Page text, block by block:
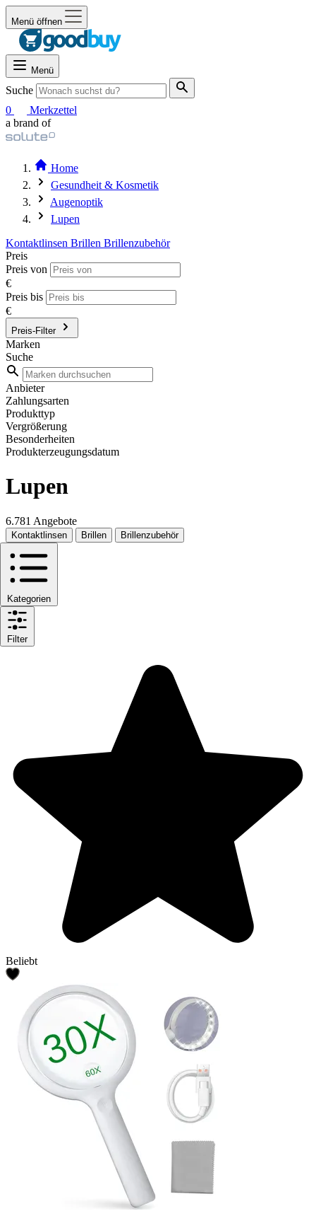
Menü öffnen
Menü
Suche
0
Merkzettel
a brand of
Home
Gesundheit & Kosmetik
Augenoptik
Lupen
Kontaktlinsen Brillen Brillenzubehör
Preis
Preis von
€
Preis bis
€
Preis-Filter
Marken
Suche
Anbieter
Zahlungsarten
Produkttyp
Vergrößerung
Besonderheiten
Produkterzeugungsdatum
Lupen
6.781 Angebote
Kontaktlinsen Brillen Brillenzubehör
Kategorien
Filter
Beliebt